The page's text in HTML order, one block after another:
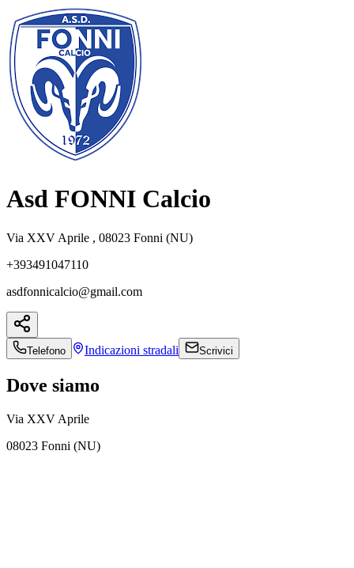
Asd FONNI Calcio
Via XXV Aprile , 08023 Fonni (NU)
+393491047110
asdfonnicalcio@gmail.com
Telefono Indicazioni stradali Scrivici
Dove siamo
Via XXV Aprile
08023 Fonni (NU)